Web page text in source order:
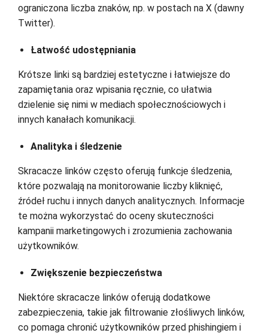
ograniczona liczba znaków, np. w postach na X (dawny
Twitter).
Łatwość udostępniania
Krótsze linki są bardziej estetyczne i łatwiejsze do
zapamiętania oraz wpisania ręcznie, co ułatwia
dzielenie się nimi w mediach społecznościowych i
innych kanałach komunikacji.
Analityka i śledzenie
Skracacze linków często oferują funkcje śledzenia,
które pozwalają na monitorowanie liczby kliknięć,
źródeł ruchu i innych danych analitycznych. Informacje
te można wykorzystać do oceny skuteczności
kampanii marketingowych i zrozumienia zachowania
użytkowników.
Zwiększenie bezpieczeństwa
Niektóre skracacze linków oferują dodatkowe
zabezpieczenia, takie jak filtrowanie złośliwych linków,
co pomaga chronić użytkowników przed phishingiem i